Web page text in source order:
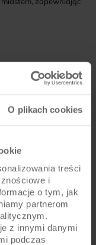
O plikach cookies
treści
i
o tym, jak
partnerom
z innymi danymi
podczas
nadaje się na
o wygodzie i